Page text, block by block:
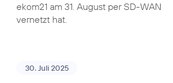
ekom21 am 31. August per SD-WAN
vernetzt hat.
30. Juli 2025